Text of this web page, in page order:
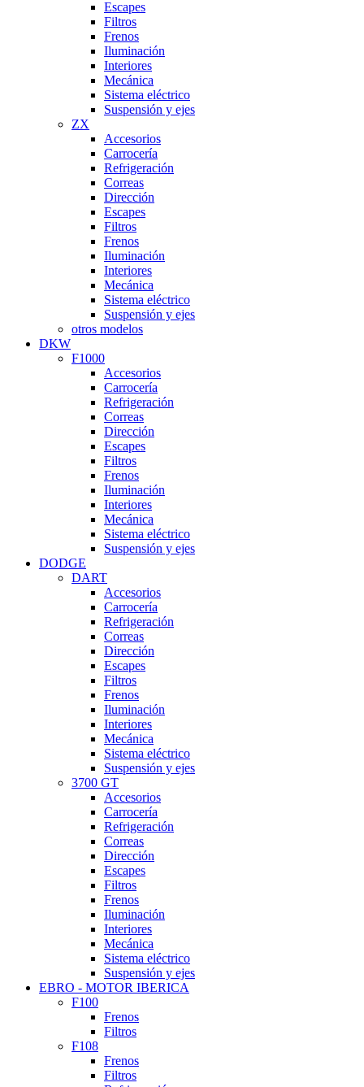
Escapes
Filtros
Frenos
Iluminación
Interiores
Mecánica
Sistema eléctrico
Suspensión y ejes
ZX
Accesorios
Carrocería
Refrigeración
Correas
Dirección
Escapes
Filtros
Frenos
Iluminación
Interiores
Mecánica
Sistema eléctrico
Suspensión y ejes
otros modelos
DKW
F1000
Accesorios
Carrocería
Refrigeración
Correas
Dirección
Escapes
Filtros
Frenos
Iluminación
Interiores
Mecánica
Sistema eléctrico
Suspensión y ejes
DODGE
DART
Accesorios
Carrocería
Refrigeración
Correas
Dirección
Escapes
Filtros
Frenos
Iluminación
Interiores
Mecánica
Sistema eléctrico
Suspensión y ejes
3700 GT
Accesorios
Carrocería
Refrigeración
Correas
Dirección
Escapes
Filtros
Frenos
Iluminación
Interiores
Mecánica
Sistema eléctrico
Suspensión y ejes
EBRO - MOTOR IBERICA
F100
Frenos
Filtros
F108
Frenos
Filtros